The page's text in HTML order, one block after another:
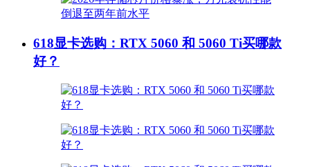
618显卡选购：RTX 5060 和 5060 Ti买哪款
好？